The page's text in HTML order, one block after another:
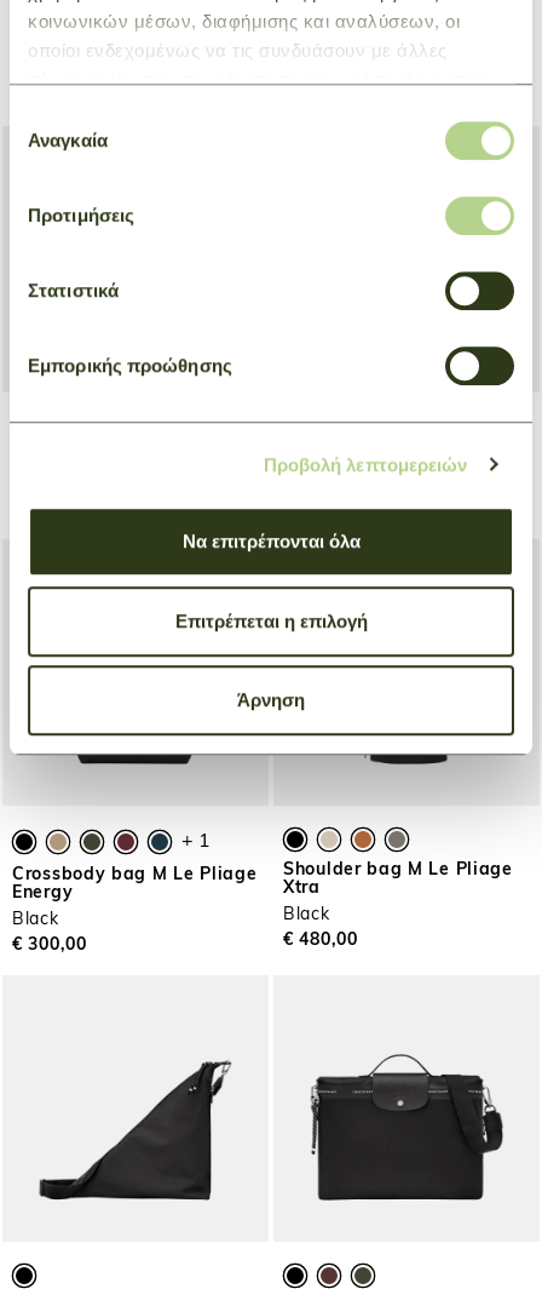
κοινωνικών μέσων, διαφήμισης και αναλύσεων, οι
οποίοι ενδεχομένως να τις συνδυάσουν με άλλες
πληροφορίες που τους έχετε παραχωρήσει ή τις οποίες
των υπηρεσιών τους.
συγκατάθεσης
Αναγκαία
Προτιμήσεις
Στατιστικά
Εμπορικής προώθησης
Προβολή λεπτομερειών
Να επιτρέπονται όλα
Επιτρέπεται η επιλογή
Άρνηση
Travel bag S Boxford
Travel bag XL Boxford
€ 370,00
Briefcase S Le Foulonné
€ 480,00
+ 1
Crossbody bag M Le Pliage
Energy
Black
€ 300,00
Shoulder bag M Le Pliage
Xtra
Black
€ 480,00